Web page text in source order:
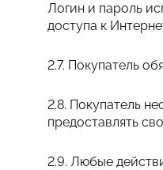
Логин и пароль
доступа к
2.7. Покупатель
2.8. Покупатель
предоставлять
2.9. Любые